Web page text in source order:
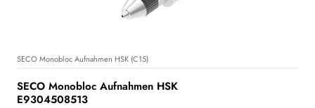
SECO Monobloc Aufnahmen HSK (C15)
SECO Monobloc Aufnahmen HSK
E9304508513